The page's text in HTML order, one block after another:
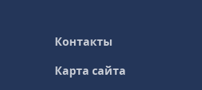
Контакты
Карта сайта